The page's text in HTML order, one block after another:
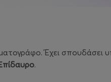
Έχει σπουδάσει
.